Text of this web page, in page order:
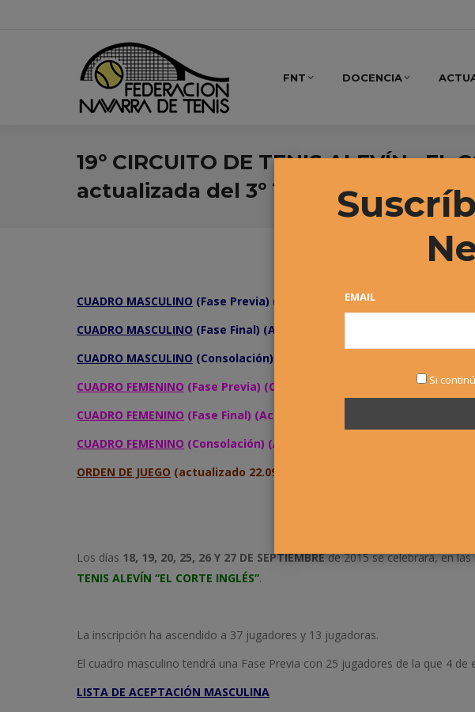
FNT DOCENCIA
19º CIRCUITO DE TENIS ALEVÍN
actualizada del 3º Torneo
CUADRO MASCULINO (Fase Previa) (Completo)
CUADRO MASCULINO (Fase Final) (Actualizado)
CUADRO MASCULINO (Consolación) (Actualizado)
CUADRO FEMENINO (Fase Previa) (Completo)
CUADRO FEMENINO (Fase Final) (Actualizado)
CUADRO FEMENINO (Consolación) (Actualizado)
ORDEN DE JUEGO (actualizado 22.09.2015)
Los días 18, 19, 20, 25, 26 Y 27 DE SEPTIEMBREde 2015 se celebrará, en
TENIS ALEVÍN “EL CORTE INGLÉS”.
La inscripción ha ascendido a 37 jugadores y 13 jugadoras.
El cuadro masculino tendrá una Fase Previa con 25 jugadores de la que 4 de
LISTA DE ACEPTACIÓN MASCULINA
EMAIL
Si